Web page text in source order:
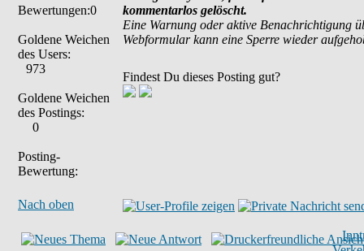
Bewertungen:0
Goldene Weichen
des Users:
973
Goldene Weichen
des Postings:
0
Posting-
Bewertung:
kommentarlos gelöscht.
Eine Warnung oder aktive Benachrichtigung
Webformular kann eine Sperre wieder
Findest Du dieses Posting gut?
Nach oben